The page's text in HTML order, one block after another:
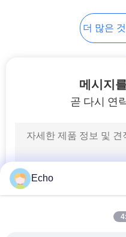
브 코일
솔레노이
결관
더 많은
메시지
곧 다시 연
Echo